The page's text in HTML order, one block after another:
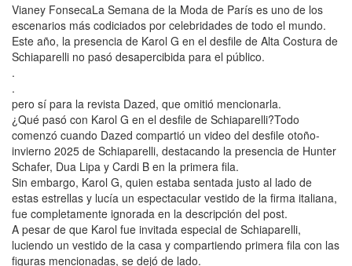
Vianey FonsecaLa Semana de la Moda de París es uno de los
escenarios más codiciados por celebridades de todo el mundo.
Este año, la presencia de Karol G en el desfile de Alta Costura de
Schiaparelli no pasó desapercibida para el público.
.
.
pero sí para la revista Dazed, que omitió mencionarla.
¿Qué pasó con Karol G en el desfile de Schiaparelli?Todo
comenzó cuando Dazed compartió un video del desfile otoño-
invierno 2025 de Schiaparelli, destacando la presencia de Hunter
Schafer, Dua Lipa y Cardi B en la primera fila.
Sin embargo, Karol G, quien estaba sentada justo al lado de
estas estrellas y lucía un espectacular vestido de la firma italiana,
fue completamente ignorada en la descripción del post.
A pesar de que Karol fue invitada especial de Schiaparelli,
luciendo un vestido de la casa y compartiendo primera fila con las
figuras mencionadas, se dejó de lado.